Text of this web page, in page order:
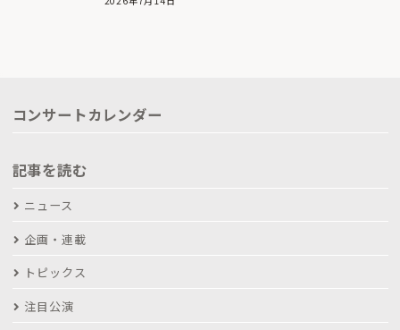
コンサートカレンダー
記事を読む
ニュース
企画・連載
トピックス
注目公演